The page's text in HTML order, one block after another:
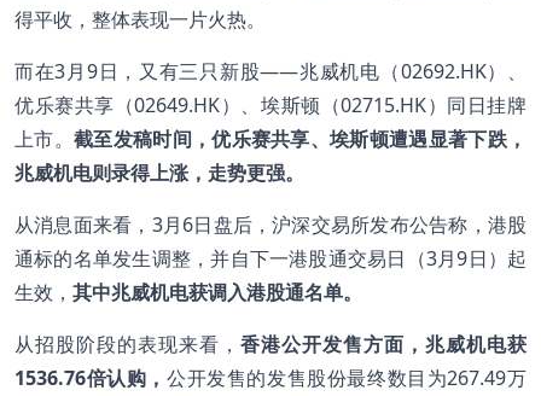
得平收，整体表现一片火热。
而在3月9日，又有三只新股——兆威机电（02692.HK）、
优乐赛共享（02649.HK）、埃斯顿（02715.HK）同日挂牌
上市。 截至发稿时间，优乐赛共享、埃斯顿遭遇显著下跌，
兆威机电则录得上涨，走势更强。
从消息面来看，3月6日盘后，沪深交易所发布公告称，港股
通标的名单发生调整，并自下一港股通交易日（3月9日）起
生效， 其中兆威机电获调入港股通名单。
从招股阶段的表现来看， 香港公开发售方面，兆威机电获
1536.76倍认购， 公开发售的发售股份最终数目为267.49万